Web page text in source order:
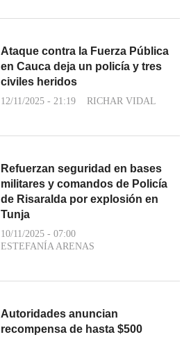
Ataque contra la Fuerza Pública
en Cauca deja un policía y tres
civiles heridos
12/11/2025 - 21:19 RICHAR VIDAL
Refuerzan seguridad en bases
militares y comandos de Policía
de Risaralda por explosión en
Tunja
10/11/2025 - 07:00
ESTEFANÍA ARENAS
Autoridades anuncian
recompensa de hasta $500